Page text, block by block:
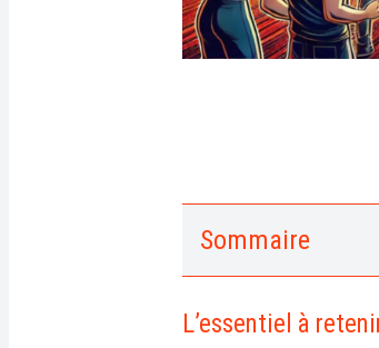
Sommaire
1. L’essentiel à
b. Objectifs et
L’essentiel à